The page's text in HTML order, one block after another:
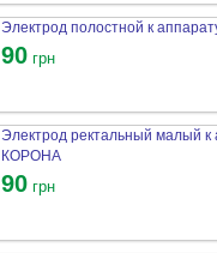
Электрод полостной к
90 грн
Электрод ректальный малый к
КОРОНА
90 грн